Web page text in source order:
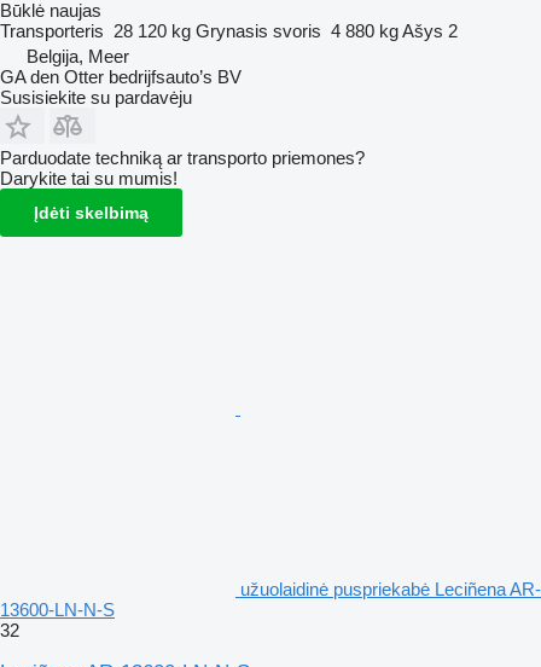
Būklė naujas
Transporteris 28 120 kg Grynasis svoris 4 880 kgAšys 2
Belgija, Meer
GA den Otter bedrijfsauto’s BV
Susisiekite su pardavėju
Parduodate techniką ar transporto priemones?
Darykite tai su mumis!
Įdėti skelbimą
užuolaidinė puspriekabė Leciñena AR-
13600-LN-N-S
32